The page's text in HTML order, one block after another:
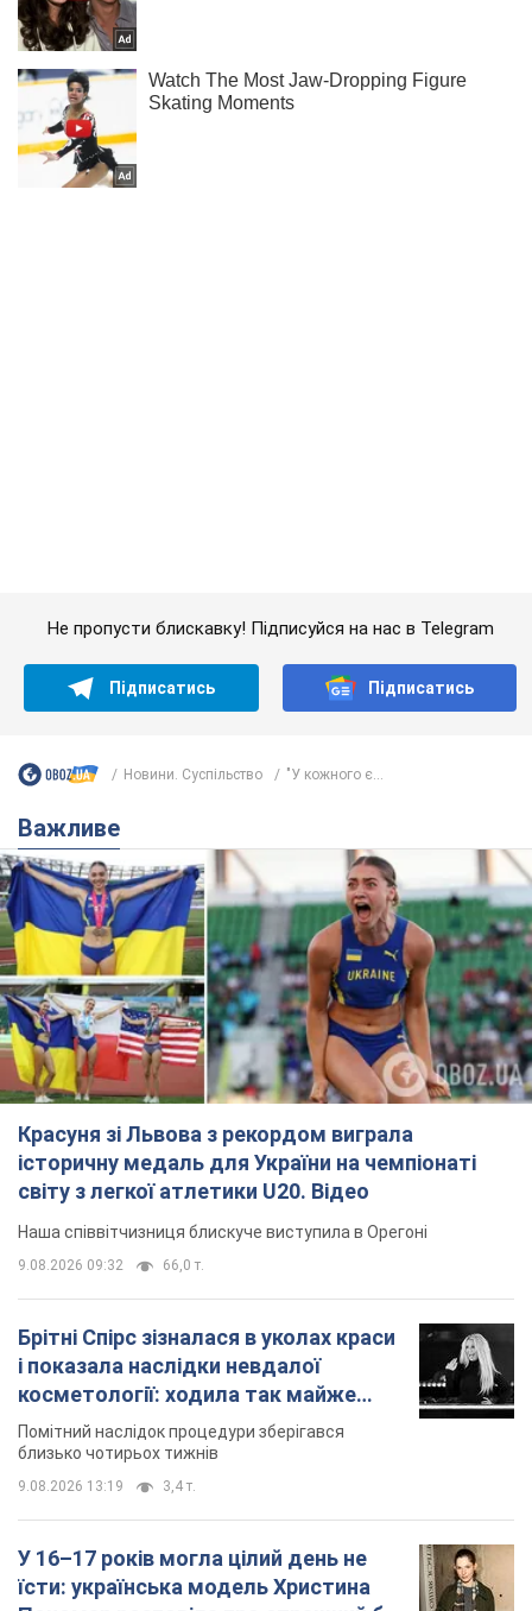
історичну медаль для України на чемпіонаті
світу з легкої атлетики U20. Відео
Наша співвітчизниця блискуче виступила в Орегоні
9.08.2026 09:32
Брітні Спірс зізналася в уколах краси
і показала наслідки невдалої
косметології: ходила так майже
місяць
Помітний наслідок процедури зберігався
близько чотирьох тижнів
9.08.2026 13:19
У 16–17 років могла цілий день не
їсти: українська модель Христина
Пономар розповіла про страшний бік
модельної кар’єри
Модель зізналася, які гонорари отримують її
колеги
9.08.2026 16:25 7,2 т.